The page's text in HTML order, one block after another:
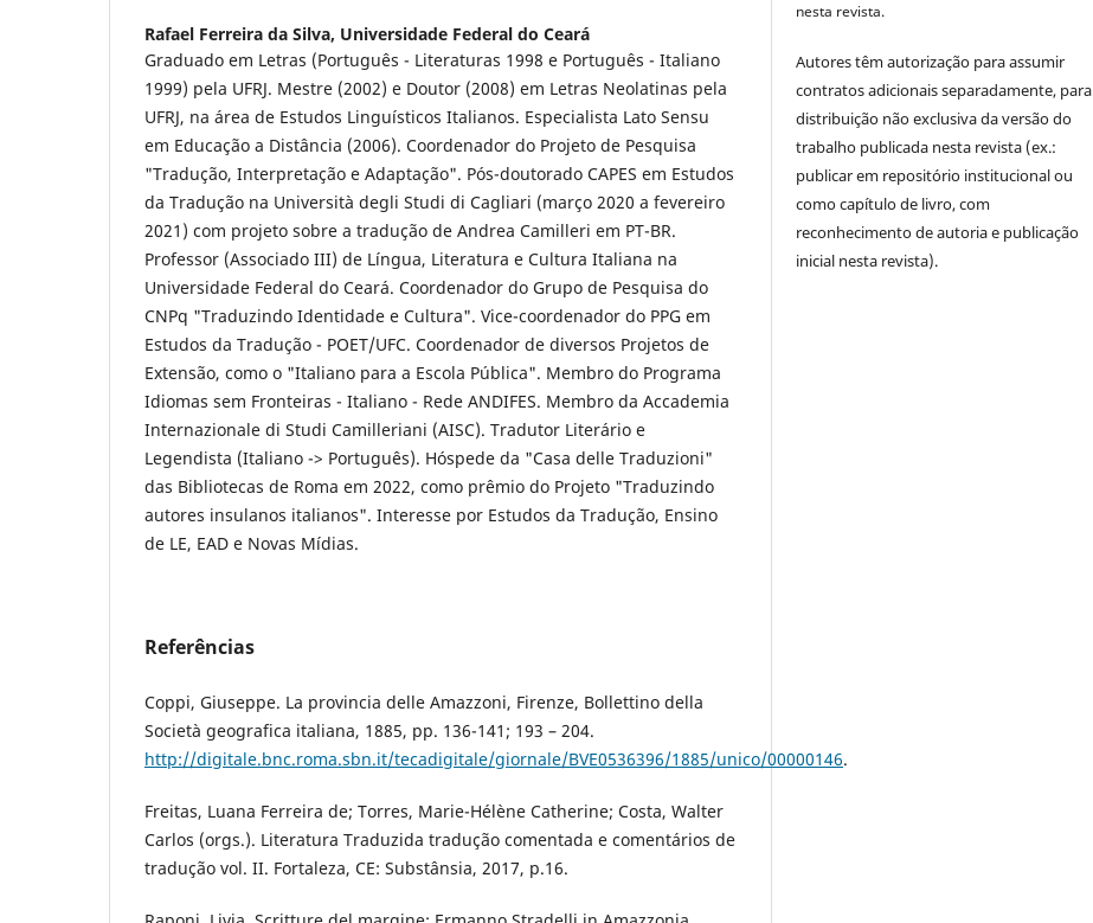
Rafael Ferreira da Silva, Universidade Federal do Ceará
Graduado em Letras (Português - Literaturas 1998 e Português - Italiano
1999) pela UFRJ. Mestre (2002) e Doutor (2008) em Letras Neolatinas pela
UFRJ, na área de Estudos Linguísticos Italianos. Especialista Lato Sensu
em Educação a Distância (2006). Coordenador do Projeto de Pesquisa
"Tradução, Interpretação e Adaptação". Pós-doutorado CAPES em Estudos
da Tradução na Università degli Studi di Cagliari (março 2020 a fevereiro
2021) com projeto sobre a tradução de Andrea Camilleri em PT-BR.
Professor (Associado III) de Língua, Literatura e Cultura Italiana na
Universidade Federal do Ceará. Coordenador do Grupo de Pesquisa do
CNPq "Traduzindo Identidade e Cultura". Vice-coordenador do PPG em
Estudos da Tradução - POET/UFC. Coordenador de diversos Projetos de
Extensão, como o "Italiano para a Escola Pública". Membro do Programa
Idiomas sem Fronteiras - Italiano - Rede ANDIFES. Membro da Accademia
Internazionale di Studi Camilleriani (AISC). Tradutor Literário e
Legendista (Italiano -> Português). Hóspede da "Casa delle Traduzioni"
das Bibliotecas de Roma em 2022, como prêmio do Projeto "Traduzindo
autores insulanos italianos". Interesse por Estudos da Tradução, Ensino
de LE, EAD e Novas Mídias.
Referências
Coppi, Giuseppe. La provincia delle Amazzoni, Firenze, Bollettino della
Società geografica italiana, 1885, pp. 136-141; 193 – 204.
http://digitale.bnc.roma.sbn.it/tecadigitale/giornale/BVE0536396/1885/unico/00000146.
Freitas, Luana Ferreira de; Torres, Marie-Hélène Catherine; Costa, Walter
Carlos (orgs.). Literatura Traduzida tradução comentada e comentários de
tradução vol. II. Fortaleza, CE: Substânsia, 2017, p.16.
nesta revista.
Autores têm autorização para assumir
contratos adicionais separadamente, para
distribuição não exclusiva da versão do
trabalho publicada nesta revista (ex.:
publicar em repositório institucional ou
como capítulo de livro, com
reconhecimento de autoria e publicação
inicial nesta revista).